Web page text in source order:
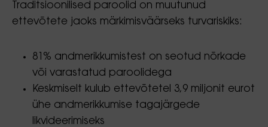
Traditsioonilised paroolid on muutunud
ettevõtete jaoks märkimisväärseks turvariskiks:
81% andmerikkumistest on seotud nõrkade
või varastatud paroolidega
Keskmiselt kulub ettevõtetel 3,9 miljonit eurot
ühe andmerikkumise tagajärgede
likvideerimiseks